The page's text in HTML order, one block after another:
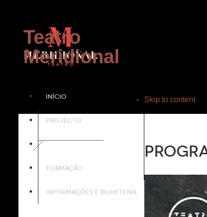
Teatro
Meridional
INÍCIO
PROJECTO
FORMAÇÃO
INFORMAÇÕES E BILHETEIRA
Skip to content